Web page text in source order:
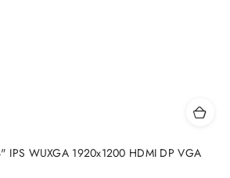
WUXGA 1920x1200 HDMI DP VGA